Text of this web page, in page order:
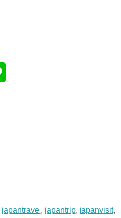
japantravel , japantrip, japanvisit,